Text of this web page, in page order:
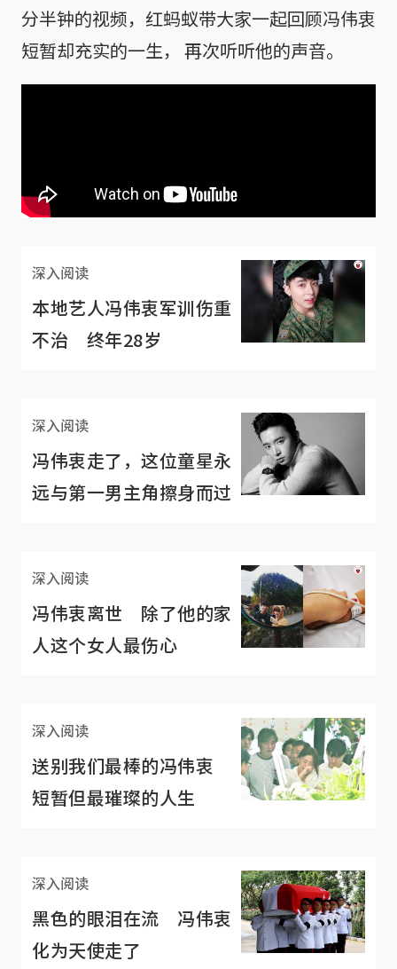
分半钟的视频，红蚂蚁带大家一起回顾冯伟衷
短暂却充实的一生， 再次听听他的声音。
深入阅读
本地艺人冯伟衷军训伤重
不治 终年28岁
深入阅读
冯伟衷走了，这位童星永
远与第一男主角擦身而过
深入阅读
冯伟衷离世 除了他的家
人这个女人最伤心
深入阅读
送别我们最棒的冯伟衷
短暂但最璀璨的人生
深入阅读
黑色的眼泪在流 冯伟衷
化为天使走了